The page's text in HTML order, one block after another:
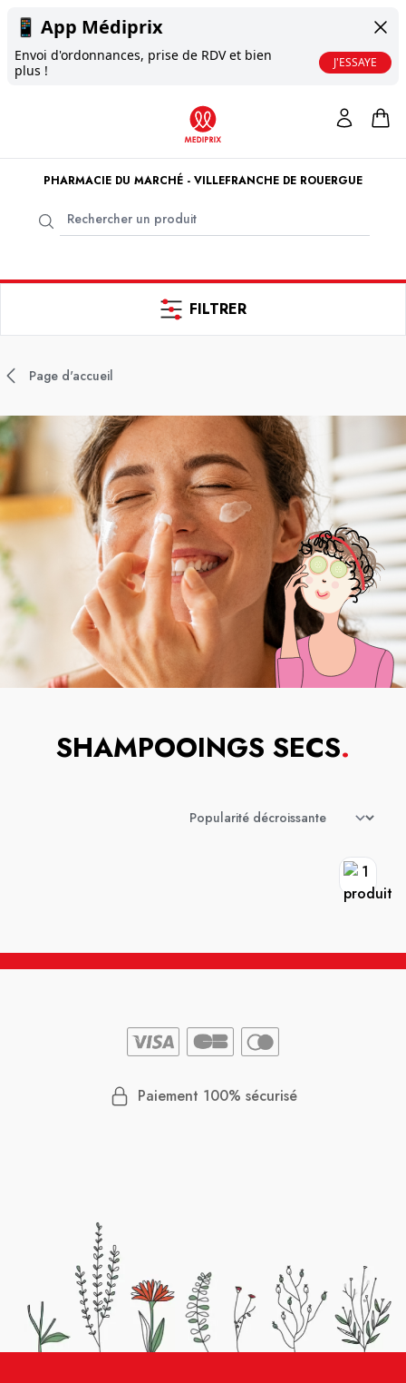
📱 App Médiprix
Envoi d'ordonnances, prise de RDV et bien
plus !
J'ESSAYE
PHARMACIE DU MARCHÉ - VILLEFRANCHE DE ROUERGUE
FILTRER
Page d'accueil
SHAMPOOINGS SECS.
Paiement 100% sécurisé